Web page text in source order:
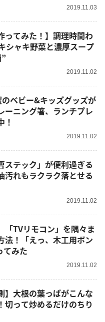
2019.11.03
ってみた！】調理時間わ
シャキ野菜と濃厚スープ
2019.11.02
のベビー&キッズグッズが
ーニング箸、ランチプレ
！
2019.11.02
ステック」が便利過ぎる
れもラクラク落とせる
2019.11.02
「TVリモコン」を隅々ま
法！「えっ、木工用ボン
てみた
2019.11.02
】大根の葉っぱがこんな
切って炒めるだけのちり